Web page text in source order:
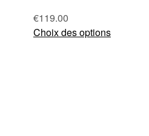
€119.00
Choix des options